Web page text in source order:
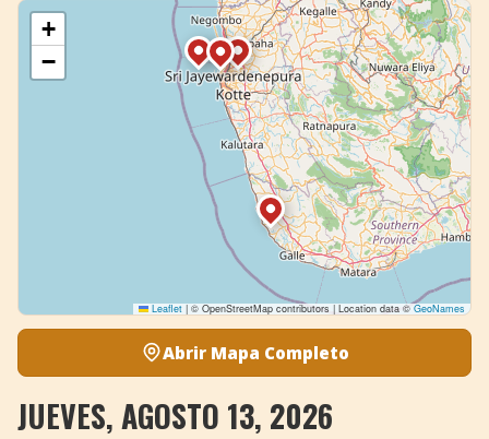
+
−
Leaflet | © OpenStreetMap contributors | Location data © GeoNames
Abrir Mapa Completo
JUEVES, AGOSTO 13, 2026